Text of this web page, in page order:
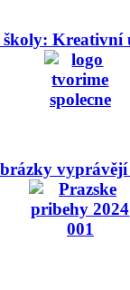
Kreativní